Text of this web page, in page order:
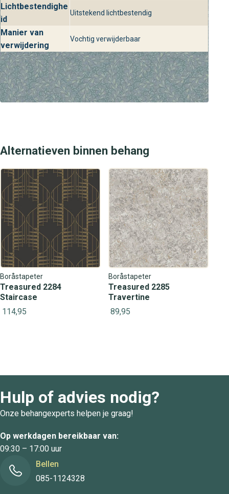
staan voor je klaar met persoonlijk kleur- en
interieuradvies zodat jij de perfecte wandbekleding kiest.
Kom langs en ervaar zelf hoe dit stijlvolle behang jouw
interieur naar een hoger niveau tilt.
Lichtbestendighe
id
Uitstekend lichtbestendig
Manier van
verwijdering
Vochtig verwijderbaar
Alternatieven binnen behang
Boråstapeter
Treasured 2284
Staircase
114,95
Boråstapeter
Treasured 2285
Travertine
89,95
Hulp of advies nodig?
Onze behangexperts helpen je graag!
Op werkdagen bereikbaar van:
09:30 – 17:00 uur
Bellen
085-1124328